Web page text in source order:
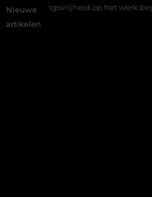
Nieuwe
artikelen
op het werk begint bij de juiste